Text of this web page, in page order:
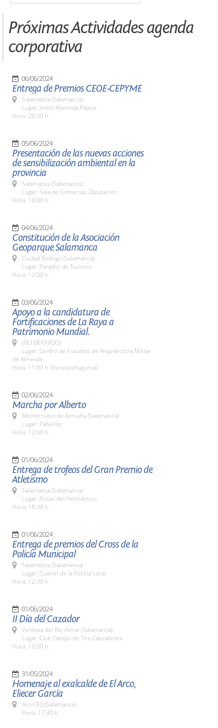
Próximas Actividades agenda
corporativa
06/06/2024
Entrega de Premios CEOE-CEPYME
Salamanca (Salamanca)
Lugar: Hotel Alameda Palace
Hora: 20:30 h.
05/06/2024
Presentación de las nuevas acciones
de sensibilización ambiental en la
provincia
Salamanca (Salamanca)
Lugar: Sala de Comarcas. Diputación
Hora: 10:00 h.
04/06/2024
Constitución de la Asociación
Geoparque Salamanca
Ciudad Rodrigo (Salamanca)
Lugar: Parador de Turismo
Hora: 12:00 h.
03/06/2024
Apoyo a la candidatura de
Fortificaciones de La Raya a
Patrimonio Mundial.
(NO DEFINIDO)
Lugar: Centro de Estudios de Arquitectura Militar
de Almeida
Hora: 11:00 h. (hora portuguesa)
02/06/2024
Marcha por Alberto
Monterrubio de Armuña (Salamanca)
Lugar: Pabellón
Hora: 12:00 h.
01/06/2024
Entrega de trofeos del Gran Premio de
Atletismo
Salamanca (Salamanca)
Lugar: Pistas del Helmántico
Hora: 18:30 h.
01/06/2024
Entrega de premios del Cross de la
Policía Municipal
Salamanca (Salamanca)
Lugar: Cuartel de la Policía Local
Hora: 12:30 h.
01/06/2024
II Día del Cazador
Ventosa del Río Almar (Salamanca)
Lugar: Club Campo de Tiro Cascabeles
Hora: 10:00 h.
31/05/2024
Homenaje al exalcalde de El Arco,
Eliecer García
Arco (El) (Salamanca)
Hora: 17:30 h.